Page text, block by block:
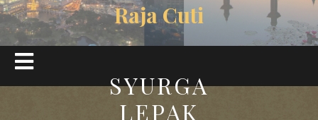
Raja Cuti
SYURGA
LEPAK